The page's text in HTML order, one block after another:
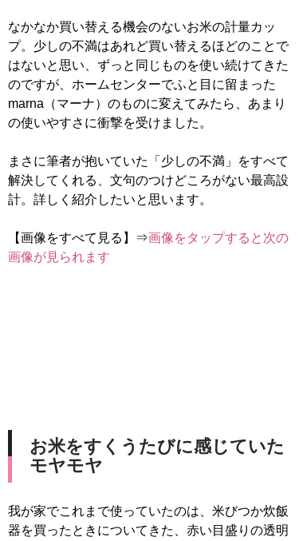
なかなか買い替える機会のないお米の計量カッ
プ。少しの不満はあれど買い替えるほどのことで
はないと思い、ずっと同じものを使い続けてきた
のですが、ホームセンターでふと目に留まった
marna（マーナ）のものに変えてみたら、あまり
の使いやすさに衝撃を受けました。
まさに筆者が抱いていた「少しの不満」をすべて
解決してくれる、文句のつけどころがない最高設
計。詳しく紹介したいと思います。
【画像をすべて見る】⇒画像をタップすると次の
画像が見られます
お米をすくうたびに感じていた
モヤモヤ
我が家でこれまで使っていたのは、米びつか炊飯
器を買ったときについてきた、赤い目盛りの透明